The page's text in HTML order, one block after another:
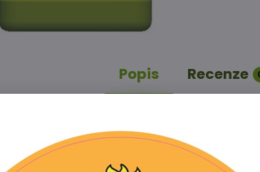
Popis Recenze
NPK se sírou, hořčíkem a stopovými
a zinkem) určené k základnímu hnojení,